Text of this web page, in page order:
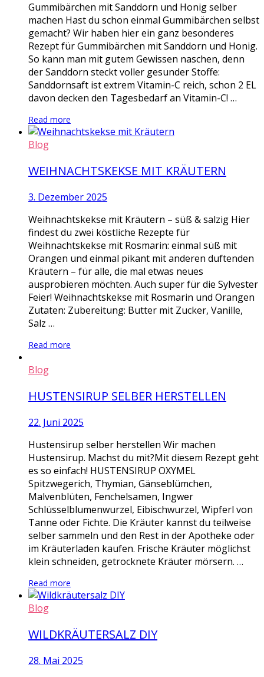
Gummibärchen mit Sanddorn und Honig selber
machen Hast du schon einmal Gummibärchen selbst
gemacht? Wir haben hier ein ganz besonderes
Rezept für Gummibärchen mit Sanddorn und Honig.
So kann man mit gutem Gewissen naschen, denn
der Sanddorn steckt voller gesunder Stoffe:
Sanddornsaft ist extrem Vitamin-C reich, schon 2 EL
davon decken den Tagesbedarf an Vitamin-C! …
Read more
Blog
WEIHNACHTSKEKSE MIT KRÄUTERN
3. Dezember 2025
Weihnachtskekse mit Kräutern – süß & salzig Hier
findest du zwei köstliche Rezepte für
Weihnachtskekse mit Rosmarin: einmal süß mit
Orangen und einmal pikant mit anderen duftenden
Kräutern – für alle, die mal etwas neues
ausprobieren möchten. Auch super für die Sylvester
Feier! Weihnachtskekse mit Rosmarin und Orangen
Zutaten: Zubereitung: Butter mit Zucker, Vanille,
Salz …
Read more
Blog
HUSTENSIRUP SELBER HERSTELLEN
22. Juni 2025
Hustensirup selber herstellen Wir machen
Hustensirup. Machst du mit?Mit diesem Rezept geht
es so einfach! HUSTENSIRUP OXYMEL
Spitzwegerich, Thymian, Gänseblümchen,
Malvenblüten, Fenchelsamen, Ingwer
Schlüsselblumenwurzel, Eibischwurzel, Wipferl von
Tanne oder Fichte. Die Kräuter kannst du teilweise
selber sammeln und den Rest in der Apotheke oder
im Kräuterladen kaufen. Frische Kräuter möglichst
klein schneiden, getrocknete Kräuter mörsern. …
Read more
Blog
WILDKRÄUTERSALZ DIY
28. Mai 2025